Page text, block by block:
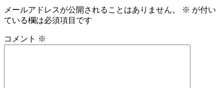
メールアドレスが公開されることはありません。 ※ が付い
ている欄は必須項目です
コメント ※